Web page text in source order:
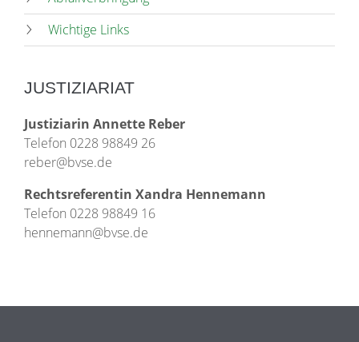
Wichtige Links
JUSTIZIARIAT
Justiziarin Annette Reber
Telefon 0228 98849 26
reber@bvse.de
Rechtsreferentin Xandra Hennemann
Telefon 0228 98849 16
hennemann@bvse.de